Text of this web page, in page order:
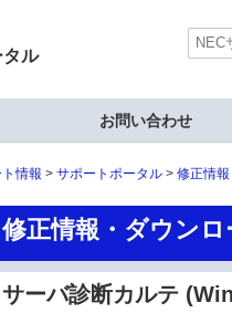
タル
お問い合わせ
情報 サポートポータル 修正情
修正情報・ダウンロ
サーバ診断カルテ